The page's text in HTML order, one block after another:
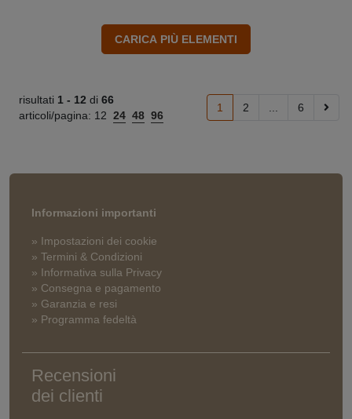
risultati 1 - 12 di 66
articoli/pagina: 12 24 48 96
1 2 6
Informazioni importanti
» Impostazioni dei cookie
» Termini & Condizioni
» Informativa sulla Privacy
» Consegna e pagamento
» Garanzia e resi
» Programma fedeltà
Recensioni
dei clienti